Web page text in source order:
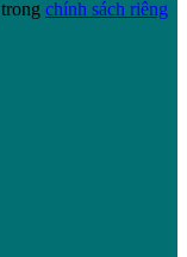
chính sách riêng